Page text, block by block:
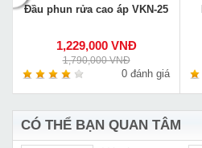
Đầu phun rửa cao áp VKN-25
1,229,000 VNĐ
1,790,000 VNĐ
0 đánh giá
CÓ THỂ BẠN QUAN TÂM